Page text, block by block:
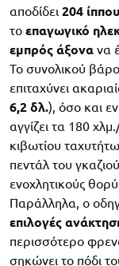
αποδίδει 204
το επαγωγικό
εμπρός άξονα να
Το συνολικού
επιταχύνει
6,2 δλ.), όσο και
αγγίζει τα 180
κιβωτίου
πεντάλ του γκαζιού
ενοχλητικούς
Παράλληλα, ο
επιλογές
περισσότερο
σηκώνει το πόδι